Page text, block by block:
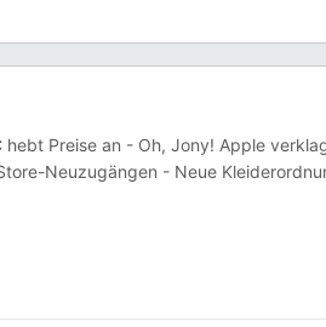
Preise an - Oh, Jony! Apple
Neuzugängen - Neue